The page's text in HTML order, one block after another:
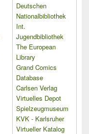
Deutschen
Nationalbibliothek
Int.
Jugendbibliothek
The European
Library
Grand Comics
Database
Carlsen Verlag
Virtuelles Depot
Spielzeugmuseum
KVK - Karlsruher
Virtueller Katalog